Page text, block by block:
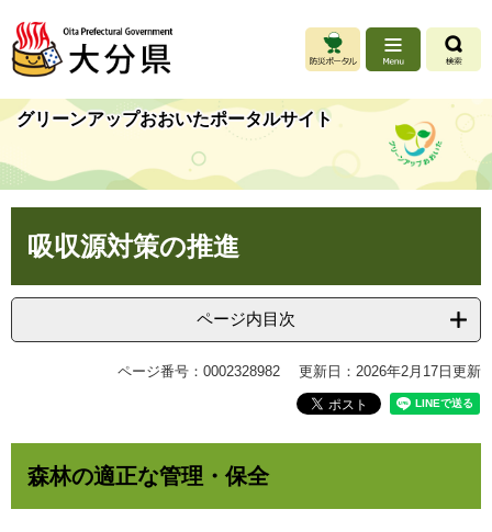
ジ
先
頭
す
。
ュ
を
飛
し
て
グリーンアップおおいたポータルサイト
吸収源対策の推進
ページ内目次
ページ番号：0002328982 更新日：2026年2月17日更新
森林の適正な管理・保全